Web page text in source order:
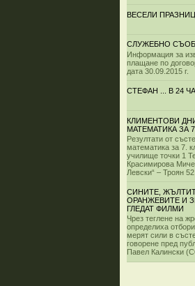
ВЕСЕЛИ
СЛУЖЕБНО
Информация за
плащане по
дата 30.09.2015 г.
СТЕФАН ... В 24
КЛИМЕНТОВИ
МАТЕМАТИКА ЗА
Резултати от
математика за 7.
училище точки 1
Красимирова
Левски“ – Троян 52
СИНИТЕ,
ОРАНЖЕВИТЕ И
ГЛЕДАТ ФИЛМИ
Чрез теглене на
определиха
мерят сили в
говорене пред
Павел Калински